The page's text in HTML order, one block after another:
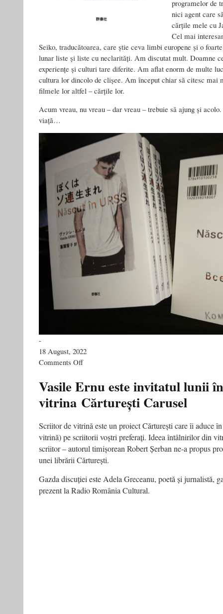
programelor de
nici agent care
cărțile mele cu
Cel mai
Seiko, traducătoarea, care știe ceva limbi europene și o
lunar liste și liste cu neclarități. Am discutat mult. Doamne
experiențe și culturi tare diferite. Am aflat enorm de multe
cultura lor dincolo de clișee. Am început chiar să citesc mai
filmele lor altfel – cărțile lor.
Acum vreau, nu vreau – dar vreau – trebuie să ajung și
viață…
-
18 August, 2022
Comments Offon
tradus
japoneză
ぼ
は
ソ
連
ま
れ
by
Vasile Ernu este invitatul lunii în
vitrina Cărturești Carusel
Scriitor de vitrină este un proiect Cărturești care îi aduce
vitrină) pe scriitorii voștri preferați. Ideea întâlnirilor din
scriitor – autorul timișorean Robert Șerban ne-a propus
unei librării Cărturești.
Gazda discuției este Adela Greceanu, poetă și jurnalistă,
prezent la Radio România Cultural.